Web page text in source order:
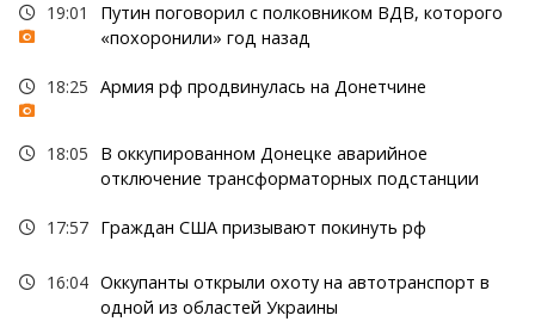
19:01
Путин поговорил с полковником ВДВ, которого
«похоронили» год назад
18:25 Армия рф продвинулась на Донетчине
18:05
В оккупированном Донецке аварийное
отключение трансформаторных подстанции
17:57 Граждан США призывают покинуть рф
16:04 Оккупанты открыли охоту на автотранспорт в
одной из областей Украины